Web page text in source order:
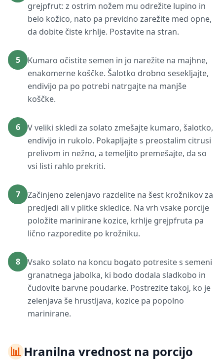
grejpfrut: z ostrim nožem mu odrežite lupino in
belo kožico, nato pa previdno zarežite med opne,
da dobite čiste krhlje. Postavite na stran.
5
Kumaro očistite semen in jo narežite na majhne,
enakomerne koščke. Šalotko drobno sesekljajte,
endivijo pa po potrebi natrgajte na manjše
koščke.
6
V veliki skledi za solato zmešajte kumaro, šalotko,
endivijo in rukolo. Pokapljajte s preostalim citrusi
prelivom in nežno, a temeljito premešajte, da so
vsi listi rahlo prekriti.
7
Začinjeno zelenjavo razdelite na šest krožnikov za
predjedi ali v plitke skledice. Na vrh vsake porcije
položite marinirane kozice, krhlje grejpfruta pa
lično razporedite po krožniku.
8
Vsako solato na koncu bogato potresite s semeni
granatnega jabolka, ki bodo dodala sladkobo in
čudovite barvne poudarke. Postrezite takoj, ko je
zelenjava še hrustljava, kozice pa popolno
marinirane.
📊Hranilna vrednost na porcijo